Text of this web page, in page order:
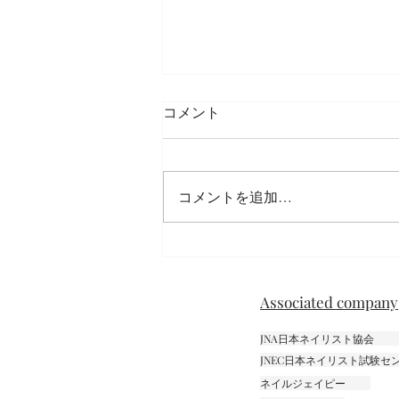
ニュアンスネイル
コメント
コメントを追加…
Associated company
JNA日本ネイリスト協会
JNEC日本ネイリスト試験
ネイルジェイピー